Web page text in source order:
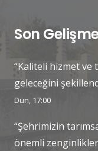
Son
“Kaliteli hizmet
geleceğini
Dün, 17:00
“Şehrimizin
önemli